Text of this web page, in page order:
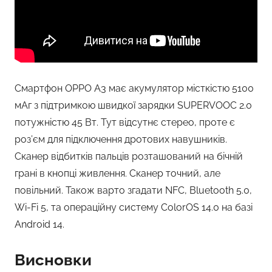
Смартфон OPPO A3 має акумулятор місткістю 5100
мАг з підтримкою швидкої зарядки SUPERVOOC 2.0
потужністю 45 Вт. Тут відсутнє стерео, проте є
роз’єм для підключення дротових навушників.
Сканер відбитків пальців розташований на бічній
грані в кнопці живлення. Сканер точний, але
повільний. Також варто згадати NFC, Bluetooth 5.0,
Wi-Fi 5, та операційну систему ColorOS 14.0 на базі
Android 14.
Висновки